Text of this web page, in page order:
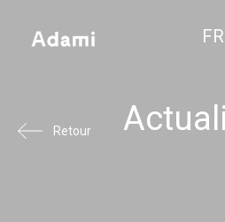
FR
Retour